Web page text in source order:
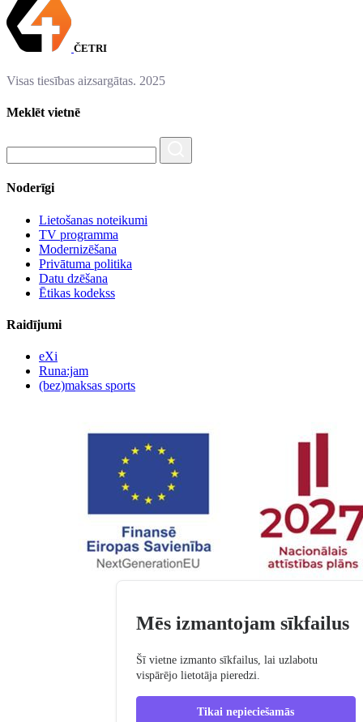
ČETRI
Visas tiesības aizsargātas. 2025
Meklēt vietnē
Noderīgi
Lietošanas noteikumi
TV programma
Modernizēšana
Privātuma politika
Datu dzēšana
Ētikas kodekss
Raidījumi
eXi
Runa:jam
(bez)maksas sports
Mēs izmantojam sīkfailus
Šī vietne izmanto sīkfailus, lai uzlabotu
vispārējo lietotāja pieredzi.
Tikai nepieciešamās